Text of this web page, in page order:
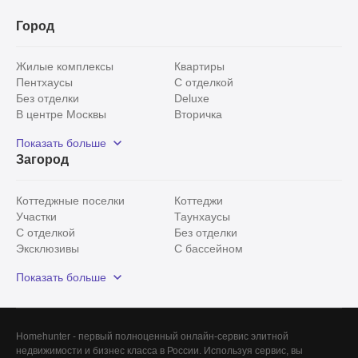
Город
Жилые комплексы
Квартиры
Пентхаусы
С отделкой
Без отделки
Deluxe
В центре Москвы
Вторичка
Рядом с парком
С панорамными окнами
Показать больше
Загород
Коттеджные поселки
Коттеджи
Участки
Таунхаусы
С отделкой
Без отделки
Эксклюзивы
С бассейном
Красногорский район
Показать больше
Homehunter - первый полноценный онлайн-сервис элитной
недвижимости и бизнес класса в России. Используя сервис, вы
Сегодня